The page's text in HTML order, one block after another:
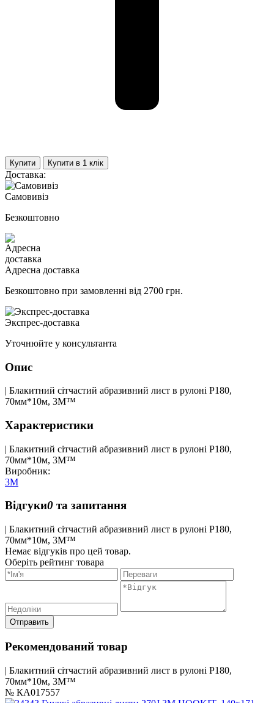
Купити Купити в 1 клiк
Доставка:
Самовивіз
Безкоштовно
Адресна доставка
Безкоштовно при замовленні від 2700 грн.
Экспрес-доставка
Уточнюйте у консультанта
Опис
| Блакитний сітчастий абразивний лист в рулоні Р180,
70мм*10м, 3M™
Характеристики
| Блакитний сітчастий абразивний лист в рулоні Р180,
70мм*10м, 3M™
Виробник:
3M
Відгуки0 та запитання
| Блакитний сітчастий абразивний лист в рулоні Р180,
70мм*10м, 3M™
Немає відгуків про цей товар.
Оберіть рейтинг товара
Отправить
Рекомендований товар
| Блакитний сітчастий абразивний лист в рулоні Р180,
70мм*10м, 3M™
№ КА017557